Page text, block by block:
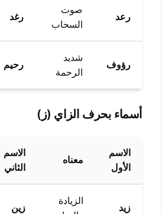
رعد
صوت
السحاب
رغد
رؤوف
شديد
الرحمة
رحيم
أسماء بحرف الزاي (ز)
الاسم
الأول
معناه
الاسم
الثاني
زيد
الزيادة
زين